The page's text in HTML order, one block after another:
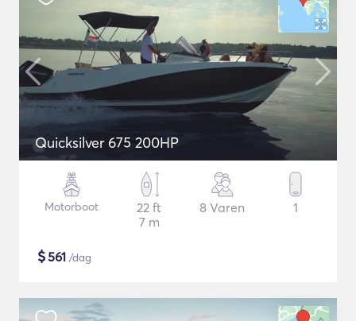
Quicksilver 675 200HP
Motorboot
22 ft
7 m
8 Varen 1
$561 /dag